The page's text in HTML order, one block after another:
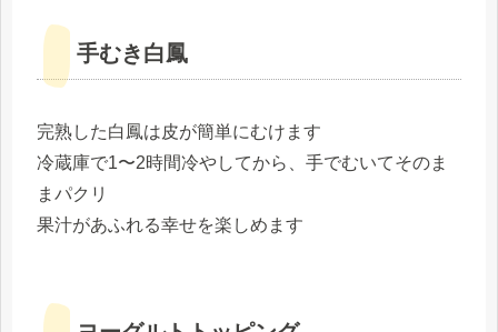
手むき白鳳
完熟した白鳳は皮が簡単にむけます
冷蔵庫で1〜2時間冷やしてから、手でむいてそのま
まパクリ
果汁があふれる幸せを楽しめます